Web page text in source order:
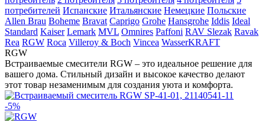
потребителей Испанские Итальянские Немецкие Польские
Allen Brau Boheme Bravat Caprigo Grohe Hansgrohe Iddis Ideal
Standard Kaiser Lemark MVL Omnires Paffoni RAV Slezak Ravak
Rea RGW Roca Villeroy & Boch Vincea WasserKRAFT
RGW
Встраиваемые смесители RGW – это идеальное решение для
вашего дома. Стильный дизайн и высокое качество делают
этот товар незаменимым для создания уюта и комфорта.
-5%